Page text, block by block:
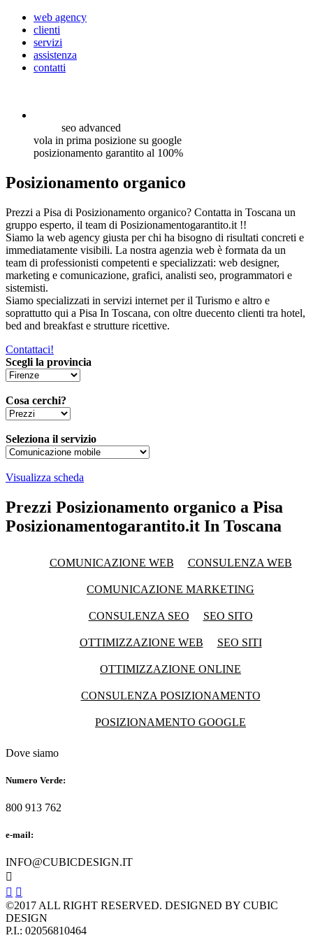
web agency
clienti
servizi
assistenza
contatti
seo advanced
vola in prima posizione su google
posizionamento garantito al 100%
Posizionamento organico
Prezzi a Pisa di Posizionamento organico? Contatta in Toscana un
gruppo esperto, il team di Posizionamentogarantito.it !!
Siamo la web agency giusta per chi ha bisogno di risultati concreti e
immediatamente visibili. La nostra agenzia web è formata da un
team di professionisti competenti e specializzati: web designer,
marketing e comunicazione, grafici, analisti seo, programmatori e
sistemisti.
Siamo specializzati in servizi internet per il Turismo e altro e
soprattutto qui a Pisa In Toscana, con oltre duecento clienti tra hotel,
bed and breakfast e strutture ricettive.
Contattaci!
Scegli la provincia
Cosa cerchi?
Seleziona il servizio
Visualizza scheda
Prezzi Posizionamento organico a Pisa
Posizionamentogarantito.it In Toscana
COMUNICAZIONE WEB CONSULENZA WEB
COMUNICAZIONE MARKETING
CONSULENZA SEO SEO SITO
OTTIMIZZAZIONE WEB SEO SITI
OTTIMIZZAZIONE ONLINE
CONSULENZA POSIZIONAMENTO
POSIZIONAMENTO GOOGLE
Dove siamo
Numero Verde:
800 913 762
e-mail:
INFO@CUBICDESIGN.IT

 
©2017 ALL RIGHT RESERVED. DESIGNED BY CUBIC
DESIGN
P.I.: 02056810464